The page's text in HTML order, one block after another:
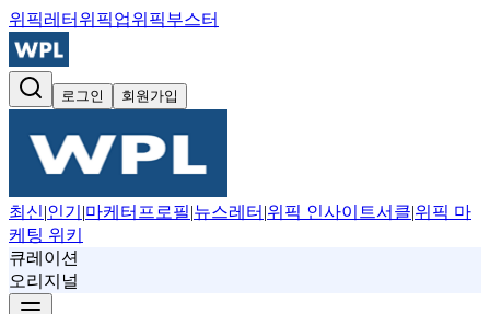
위픽레터 위픽업위픽부스터
로그인 회원가입
최신|인기 |마케터프로필|뉴스레터 |위픽 인사이트서클|위픽 마
케팅 위키
큐레이션
오리지널